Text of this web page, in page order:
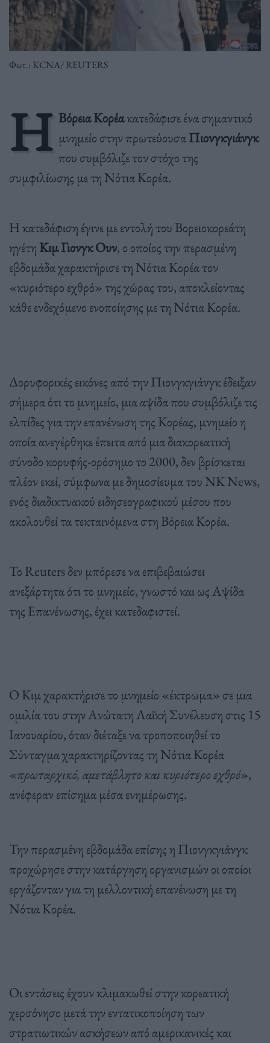
Φωτ.: KCNA/ REUTERS
Η Βόρεια Κορέακατεδάφισε ένα σημαντικό
μνημείο στην πρωτεύουσαΠιονγκγιάνγκ
που συμβόλιζε τον στόχο της
συμφιλίωσης με τη Νότια Κορέα.
Η κατεδάφιση έγινε με εντολή του Βορειοκορεάτη
ηγέτη Κιμ Γιονγκ Ουν, ο οποίος την περασμένη
εβδομάδα χαρακτήρισε τη Νότια Κορέα τον
«κυριότερο εχθρό» της χώρας του, αποκλείοντας
κάθε ενδεχόμενο ενοποίησης με τη Νότια Κορέα.
Δορυφορικές εικόνες από την Πιονγκγιάνγκ έδειξαν
σήμερα ότι το μνημείο, μια αψίδα που συμβόλιζε τις
ελπίδες για την επανένωση της Κορέας, μνημείο η
οποία ανεγέρθηκε έπειτα από μια διακορεατική
σύνοδο κορυφής-ορόσημο το 2000, δεν βρίσκεται
πλέον εκεί, σύμφωνα με δημοσίευμα του NK News,
ενός διαδικτυακού ειδησεογραφικού μέσου που
ακολουθεί τα τεκταινόμενα στη Βόρεια Κορέα.
Το Reuters δεν μπόρεσε να επιβεβαιώσει
ανεξάρτητα ότι το μνημείο, γνωστό και ως Αψίδα
της Επανένωσης, έχει κατεδαφιστεί.
Ο Κιμ χαρακτήρισε το μνημείο «έκτρωμα» σε μια
ομιλία του στην Ανώτατη Λαϊκή Συνέλευση στις 15
Ιανουαρίου, όταν διέταξε να τροποποιηθεί το
Σύνταγμα χαρακτηρίζοντας τη Νότια Κορέα
«πρωταρχικό, αμετάβλητο και κυριότερο εχθρό»,
ανέφεραν επίσημα μέσα ενημέρωσης.
Την περασμένη εβδομάδα επίσης η Πιονγκγιάνγκ
προχώρησε στην κατάργηση οργανισμών οι οποίοι
εργάζονταν για τη μελλοντική επανένωση με τη
Νότια Κορέα.
Οι εντάσεις έχουν κλιμακωθεί στην κορεατική
χερσόνησο μετά την εντατικοποίηση των
στρατιωτικών ασκήσεων από αμερικανικές και